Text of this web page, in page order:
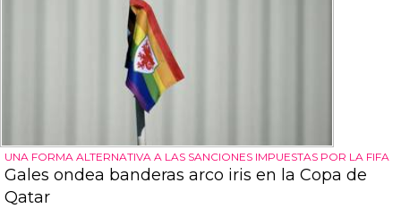
UNA FORMA ALTERNATIVA A LAS SANCIONES IMPUESTAS POR LA FIFA
Gales ondea banderas arco iris en la Copa de
Qatar